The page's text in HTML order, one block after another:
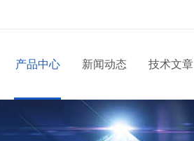
产品中心 新闻动态 技术文章